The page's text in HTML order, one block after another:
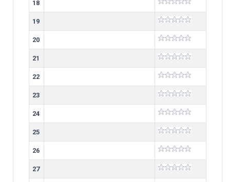
18
19
20
21
22
23
24
25
26
27